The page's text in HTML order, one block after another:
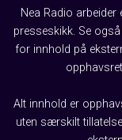
Nea Radio arbeider
presseskikk. Se også
for innhold på
Alt innhold er
uten særskilt